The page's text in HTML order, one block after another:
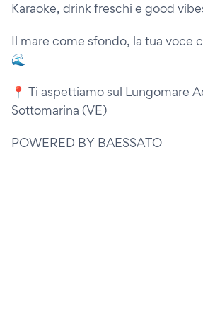
Karaoke, drink freschi e good
Il mare come sfondo, la tua voce
🌊
📍 Ti aspettiamo sul Lungomare
Sottomarina (VE)
POWERED BY BAESSATO